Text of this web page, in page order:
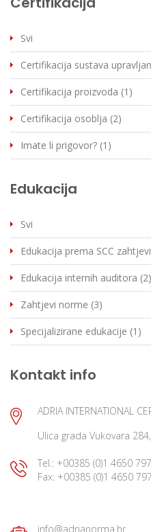
Svi
Certifikacija sustava
Certifikacija proizvoda (1)
Certifikacija osoblja (2)
Imate li prigovor? (1)
Edukacija
Svi
Edukacija prema SCC
Edukacija internih auditora (2)
Zahtjevi norme (3)
Specijalizirane edukacije (1)
Kontakt info
ADRIA INTERNATIONAL
Ulica grada Vukovara
Tel.: +00385 (0)1 4650 797
Fax: +00385 (0)1 4650 797
info@adrianorma.hr